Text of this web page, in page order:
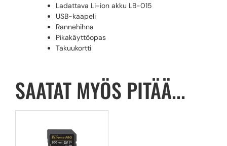
Ladattava Li-ion akku LB-015
USB-kaapeli
Rannehihna
Pikakäyttöopas
Takuukortti
SAATAT MYÖS PITÄÄ...